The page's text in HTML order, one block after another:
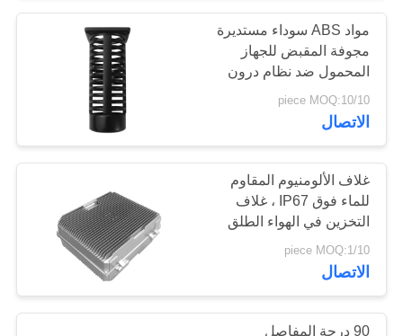
أخبار
مدونة
اطلب
اقتباس
خريطة
الموقع
PRIVACY
مضخم طاقة RF
36
مكبر طاقة النطاق
15
مواد ABS سوداء مستديرة
مجوفة المقبض للجهاز
المحمول ضد نظام درون
درون
10/piece MOQ:10
الاتصال
غلاف الألومنيوم المقاوم
للماء فوق IP67 ، غلاف
التخزين في الهواء الطلق
لجهاز تشويش الإشارة
10/piece MOQ:1
الاتصال
90 درجة المفاصل